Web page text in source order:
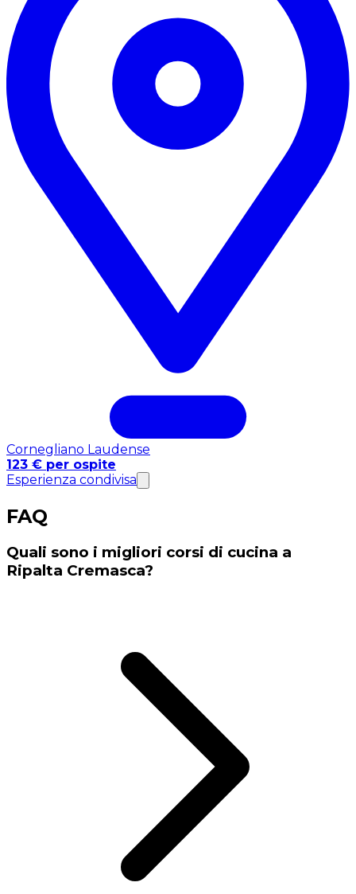
Cornegliano Laudense
123 € per ospite
Esperienza condivisa
FAQ
Quali sono i migliori corsi di cucina a
Ripalta Cremasca?